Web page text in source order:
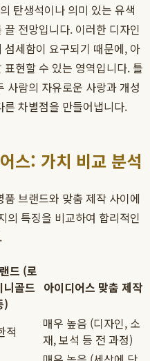
탄생석이나 의미 있는 유색
전망입니다. 이러한 디자인
세함이 요구되기 때문에, 아
현할 수 있는 영역입니다. 틀
사람의 자유로운 사랑과 개성
차별점을 만들어냅니다.
스: 가치 비교 분석
브랜드와 맞춤 제작 사이에
의 특징을 비교하여 합리적인
드 (로
니골드
)
아이디어스 맞춤 제작
적
매우 높음 (디자인, 소
재, 보석 등 전 과정)